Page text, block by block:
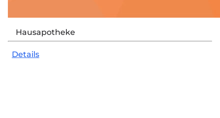
Hausapotheke
Details